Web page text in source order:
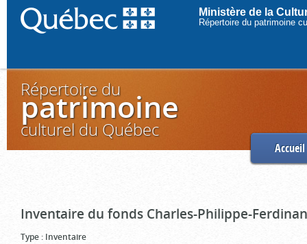
Ministère de la
Répertoire du patrimoine
Répertoire du
patrimoine
culturel du Québec
Accueil
Inventaire du fonds Charles-Philippe-
Type : Inventaire